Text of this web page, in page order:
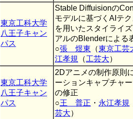
東京工科大学
八王子キャン
パス
Stable Diffuisionの
モデルに基づくAIテ
を用いたスタイライ
アルのBlenderによる
○張 煜東 （東京工芸
江孝規
（工芸大）
東京工科大学
八王子キャン
パス
2Dアニメの制作原則
ーションキャプチャ
の修正
○王 普正 ・ 永江孝規
芸大）